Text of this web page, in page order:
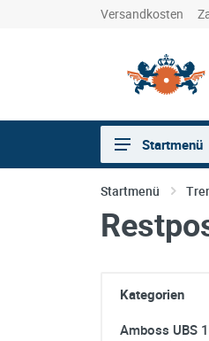
Versandkosten
Sägen
Trennen
Startmenü
Startmenü
Kategorien
Amboss UBS